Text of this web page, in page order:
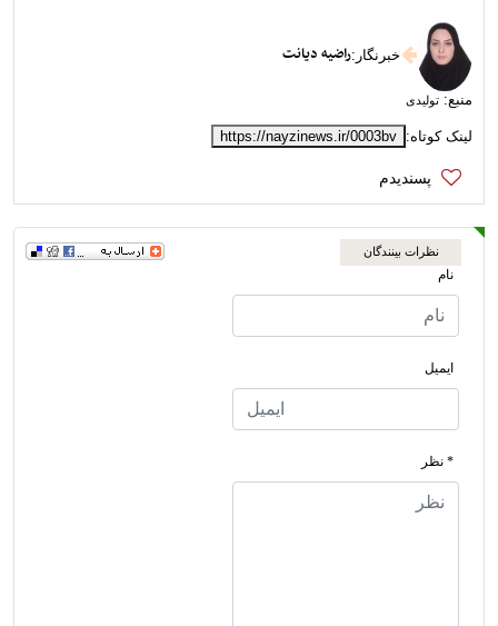
خبرنگار :راضیه دیانت
منبع: تولیدی
لینک کوتاه: https://nayzinews.ir/0003bv
نظرات بینندگان
نام
ایمیل
* نظر